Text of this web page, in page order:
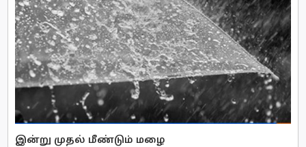
இன்று முதல் மீண்டும் மழை